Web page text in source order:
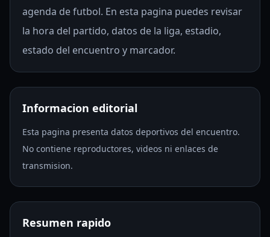
agenda de futbol. En esta pagina puedes revisar
la hora del partido, datos de la liga, estadio,
estado del encuentro y marcador.
Informacion editorial
Esta pagina presenta datos deportivos del encuentro.
No contiene reproductores, videos ni enlaces de
transmision.
Resumen rapido